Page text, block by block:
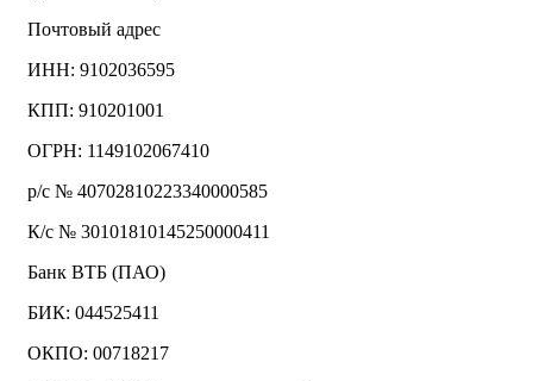
Почтовый адрес
ИНН: 9102036595
КПП: 910201001
ОГРН: 1149102067410
р/с № 40702810223340000585
К/с № 30101810145250000411
Банк ВТБ (ПАО)
БИК: 044525411
ОКПО: 00718217